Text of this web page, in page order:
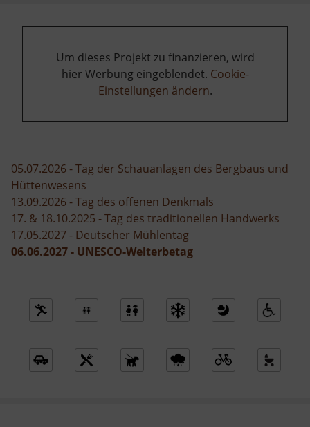
Um dieses Projekt zu finanzieren, wird
hier Werbung eingeblendet. Cookie-
Einstellungen ändern.
05.07.2026 - Tag der Schauanlagen des Bergbaus und
Hüttenwesens
13.09.2026 - Tag des offenen Denkmals
17. & 18.10.2025 - Tag des traditionellen Handwerks
17.05.2027 - Deutscher Mühlentag
06.06.2027 - UNESCO-Welterbetag